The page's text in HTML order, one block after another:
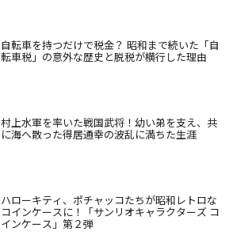
自転車を持つだけで税金？ 昭和まで続いた「自
転車税」の意外な歴史と脱税が横行した理由
村上水軍を率いた戦国武将！幼い弟を支え、共
に海へ散った得居通幸の波乱に満ちた生涯
ハローキティ、ポチャッコたちが昭和レトロな
コインケースに！「サンリオキャラクターズ コ
インケース」第２弾